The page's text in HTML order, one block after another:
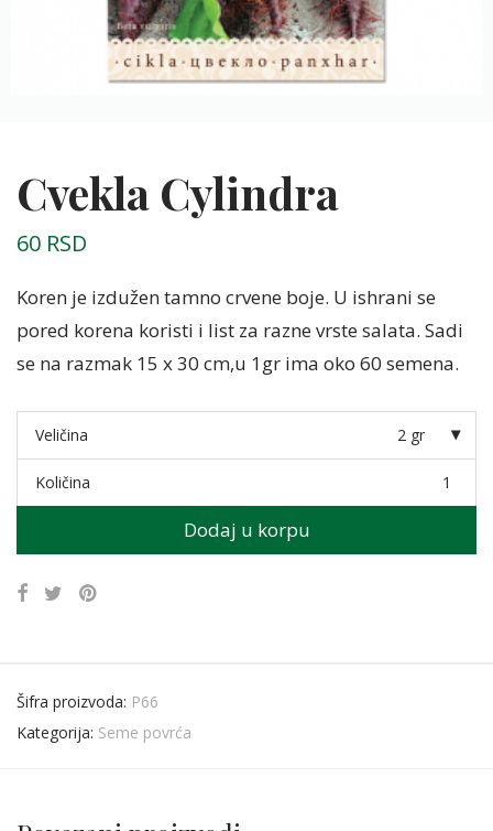
Cvekla Cylindra
60 RSD
Koren je izdužen tamno crvene boje. U ishrani se
pored korena koristi i list za razne vrste salata. Sadi
se na razmak 15 x 30 cm,u 1gr ima oko 60 semena.
Veličina 2 gr
Količina
Dodaj u korpu
Šifra proizvoda: P66
Kategorija: Seme povrća